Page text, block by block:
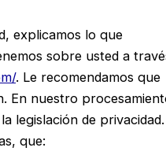
explicamos lo que
sobre usted a
. Le recomendamos que
En nuestro
legislación de privacidad.
que: